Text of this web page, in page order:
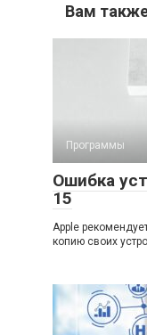
Вам
Программы
Ошибка
15
Apple
копию своих